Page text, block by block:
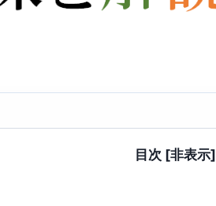
目次 [非表示]